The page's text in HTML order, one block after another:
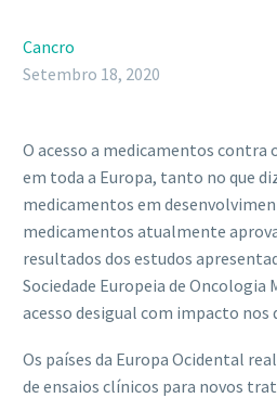
Cancro
Setembro 18, 2020
O acesso a medicamentos contra
em toda a Europa, tanto no que
medicamentos em
medicamentos atualmente
resultados dos estudos
Sociedade Europeia de Oncologia
acesso desigual com impacto nos
Os países da Europa Ocidental
de ensaios clínicos para novos